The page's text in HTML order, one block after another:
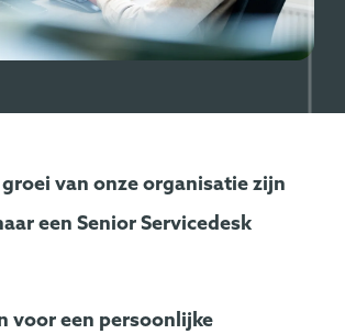
van onze organisatie zijn
een Senior Servicedesk
voor een persoonlijke